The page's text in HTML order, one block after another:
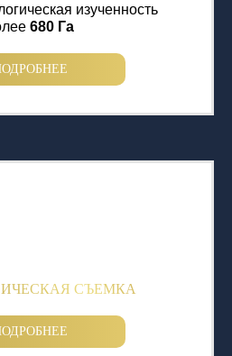
изученность
680 Га
СЪЕМКА